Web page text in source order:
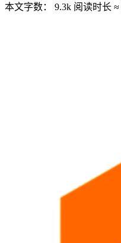
本文字数：
9.3k 阅读时长 ≈